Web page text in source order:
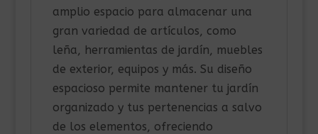
amplio espacio para almacenar una
gran variedad de artículos, como
leña, herramientas de jardín, muebles
de exterior, equipos y más. Su diseño
espacioso permite mantener tu jardín
organizado y tus pertenencias a salvo
de los elementos, ofreciendo